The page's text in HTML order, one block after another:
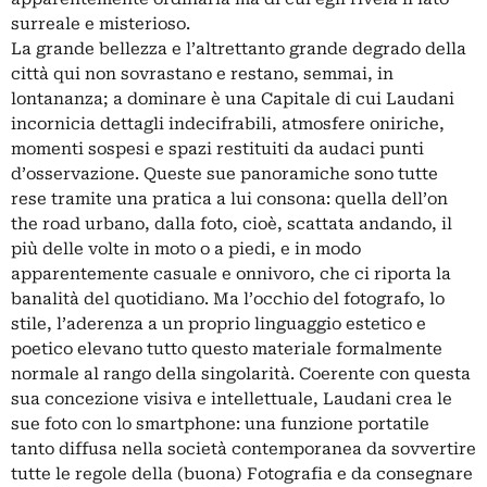
surreale e misterioso.
La grande bellezza e l’altrettanto grande degrado della
città qui non sovrastano e restano, semmai, in
lontananza; a dominare è una Capitale di cui Laudani
incornicia dettagli indecifrabili, atmosfere oniriche,
momenti sospesi e spazi restituiti da audaci punti
d’osservazione. Queste sue panoramiche sono tutte
rese tramite una pratica a lui consona: quella dell’on
the road urbano, dalla foto, cioè, scattata andando, il
più delle volte in moto o a piedi, e in modo
apparentemente casuale e onnivoro, che ci riporta la
banalità del quotidiano. Ma l’occhio del fotografo, lo
stile, l’aderenza a un proprio linguaggio estetico e
poetico elevano tutto questo materiale formalmente
normale al rango della singolarità. Coerente con questa
sua concezione visiva e intellettuale, Laudani crea le
sue foto con lo smartphone: una funzione portatile
tanto diffusa nella società contemporanea da sovvertire
tutte le regole della (buona) Fotografia e da consegnare